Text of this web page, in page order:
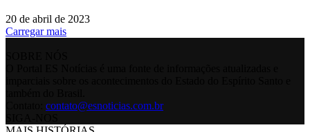
20 de abril de 2023
Carregar mais
contato@esnoticias.com.br